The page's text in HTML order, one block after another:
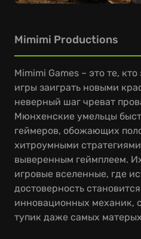
Mimimi Productions
Mimimi Games – это те,
игры заиграть новыми
неверный шаг чреват
Мюнхенские умельцы
геймеров, обожающих
хитроумными
выверенным геймплеем.
игровые вселенные, где
достоверность
инновационных механик,
тупик даже самых